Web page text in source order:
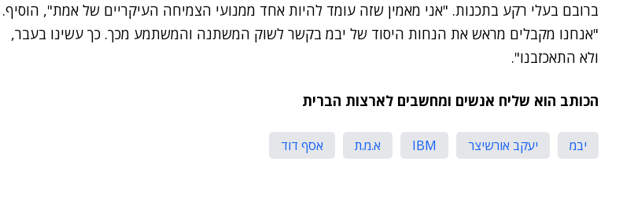
ברובם בעלי רקע בתכנות. "אני מאמין שזה עומד להיות אחד ממנועי הצמיחה העיקריים של אמת", הוסיף.
"אנחנו מקבלים מראש את הנחות היסוד של יבמ בקשר לשוק המשתנה והמשתמע מכך. כך עשינו בעבר,
ולא התאכזבנו".
הכותב הוא שליח אנשים ומחשבים לארצות הברית
יבמ יעקב אורשיצר IBM א.מ.ת אסף דוד